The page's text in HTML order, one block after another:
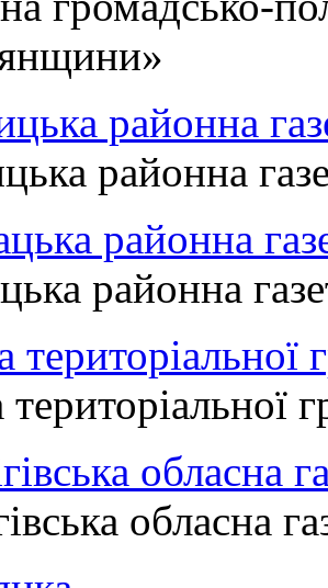
районна
районна
районна
районна
обласна
обласна